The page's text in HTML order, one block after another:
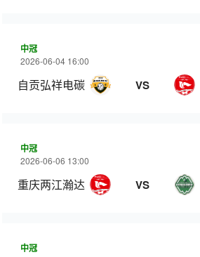
中冠
2026-06-04 16:00
自贡弘祥电碳 VS
中冠
2026-06-06 13:00
重庆两江瀚达 VS
中冠